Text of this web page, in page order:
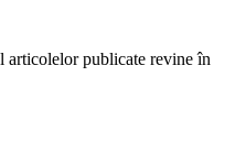
articolelor publicate revine în